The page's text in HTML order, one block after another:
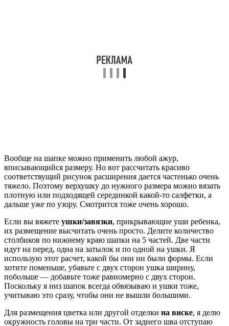
Вообще на шапке можно применить любой ажур,
вписывающийся размеру. Но вот рассчитать красиво
соответствущий рисунок расширения дается частенько очень
тяжело. Поэтому верхушку до нужного размера можно вязать
плотную или подходящей серединкой какой-то салфетки, а
дальше уже по узору. Смотрится тоже очень хорошо.
Если вы вяжете ушки/завязки, прикрывающие уши ребенка,
их размещение высчитать очень просто. Делите количество
столбиков по нижнему краю шапки на 5 частей. Две части
идут на перед, одна на затылок и по одной на ушки. Я
использую этот расчет, какой бы они ни были формы. Если
хотите поменьше, убавьте с двух сторон ушка ширину,
побольше — добавьте тоже равномерно с двух сторон.
Поскольку я низ шапок всегда обвязываю и ушки тоже,
учитываю это сразу, чтобы они не вышли большими.
Для размещения цветка или другой отделки на виске, я делю
окружность головы на три части. От заднего шва отступаю